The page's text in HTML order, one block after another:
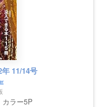
11/14号
ラー5P